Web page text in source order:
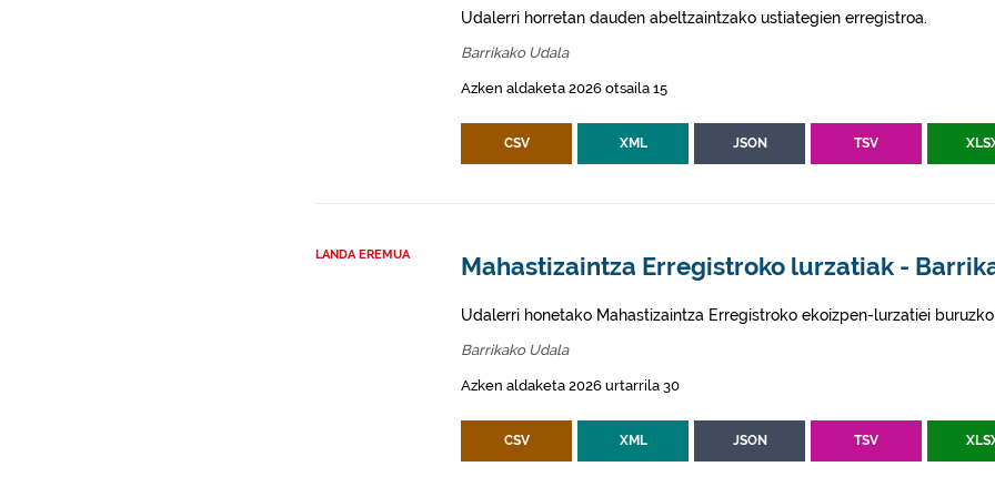
Udalerri horretan dauden abeltzaintzako ustiategien erregistroa.
Barrikako Udala
Azken aldaketa 2026 otsaila 15
CSV XML JSON TSV
LANDA EREMUA Mahastizaintza Erregistroko lurzatiak -
Udalerri honetako Mahastizaintza Erregistroko ekoizpen-lurzatiei
Barrikako Udala
Azken aldaketa 2026 urtarrila 30
CSV XML JSON TSV